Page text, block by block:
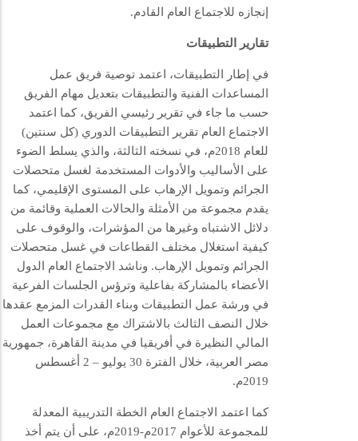
إنجازه للاجتماع العام القادم.
تقارير التطبيقات
في إطار التطبيقات، اعتمد توصية فريق عمل
المساعدات الفنية والتطبيقات بتعديل مهام الفريق
حسب ما جاء في تقرير رئيسي الفريق، كما اعتمد
الاجتماع العام تقرير التطبيقات الدوري (كل سنتين)
للعام 2018م،
في نسخته الثالثة، والذي يسلط الضوء
على الأساليب والأدوات المستخدمة لغسل متحصلات
الجرائم وتمويل الإرهاب على المستوى الإقليمي، كما
يقدم مجموعة من الأمثلة والحالات العملية وقائمة من
دلائل الاشتباه وغيرها من المؤشرات، والوقوف على
كيفية استغلال مختلف القطاعات في غسل متحصلات
الجرائم وتمويل الإرهاب. وناشد الاجتماع العام الدول
الأعضاء بالمشاركة بفاعلية وترؤس الجلسات الفرعية
في ورشة عمل التطبيقات وبناء القدرات المزمع عقدها
خلال النصف الثالث بالاشتراك مع مجموعات العمل
المالي النظيرة في أفريقيا في مدينة القاهرة، جمهورية
مصر العربية، خلال الفترة 30 يوليو – 2 أغسطس
2019م.
كما اعتمد الاجتماع العام الخطة التدريبية المعدلة
للمجموعة للأعوام 2017م-2019م، على أن يتم أخذ